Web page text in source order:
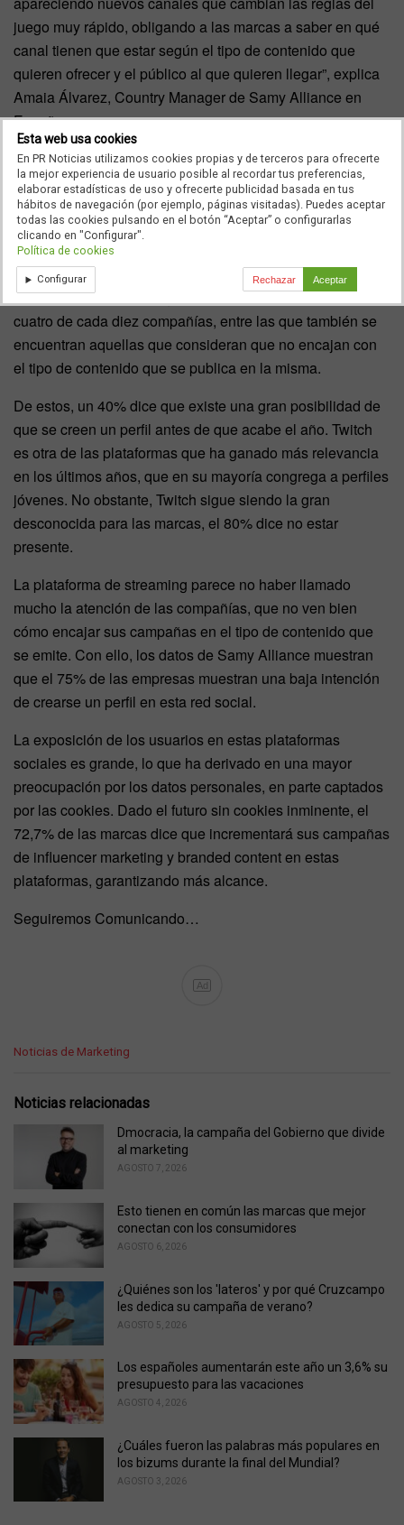
juego muy rápido, obligando a las marcas a saber en qué
canal tienen que estar según el tipo de contenido que
quieren ofrecer y el público al que quieren llegar”, explica
Amaia Álvarez, Country Manager de Samy Alliance en
España.
Nuevas plataformas sociales, nuevos
canales de comunicación
TikTok es la plataforma que ha sumado más usuarios de
empresa nuevos en los últimos tres meses. El 41,7% de
las marcas aseguran haber creado un perfil en estos
meses. La plataforma sigue siendo desconocida para
cuatro de cada diez compañías, entre las que también se
encuentran aquellas que consideran que no encajan con
el tipo de contenido que se publica en la misma.
De estos, un 40% dice que existe una gran posibilidad de
que se creen un perfil antes de que acabe el año. Twitch
es otra de las plataformas que ha ganado más relevancia
en los últimos años, que en su mayoría congrega a perfiles
jóvenes. No obstante, Twitch sigue siendo la gran
desconocida para las marcas, el 80% dice no estar
presente.
La plataforma de streaming parece no haber llamado
mucho la atención de las compañías, que no ven bien
cómo encajar sus campañas en el tipo de contenido que
se emite. Con ello, los datos de Samy Alliance muestran
que el 75% de las empresas muestran una baja intención
de crearse un perfil en esta red social.
La exposición de los usuarios en estas plataformas
sociales es grande, lo que ha derivado en una mayor
preocupación por los datos personales, en parte captados
por las cookies. Dado el futuro sin cookies inminente, el
72,7% de las marcas dice que incrementará sus campañas
de influencer marketing y branded content en estas
plataformas, garantizando más alcance.
Seguiremos Comunicando…
Ad
C
e
Noticias de Marketing
Noticias relacionadas
Dmocracia, la campaña del Gobierno que divide
al marketing
AGOSTO 7, 2026
Esto tienen en común las marcas que mejor
conectan con los consumidores
AGOSTO 6, 2026
¿Quiénes son los 'lateros' y por qué Cruzcampo
les dedica su campaña de verano?
AGOSTO 5, 2026
Los españoles aumentarán este año un 3,6% su
presupuesto para las vacaciones
AGOSTO 4, 2026
¿Cuáles fueron las palabras más populares en
los bizums durante la final del Mundial?
AGOSTO 3, 2026
Esta web usa cookies
En PR Noticias utilizamos cookies propias y de terceros para ofrecerte
la mejor experiencia de usuario posible al recordar tus preferencias,
elaborar estadísticas de uso y ofrecerte publicidad basada en tus
hábitos de navegación (por ejemplo, páginas visitadas). Puedes aceptar
todas las cookies pulsando en el botón “Aceptar” o configurarlas
clicando en "Configurar".
Política de cookies
Configurar Rechazar Aceptar